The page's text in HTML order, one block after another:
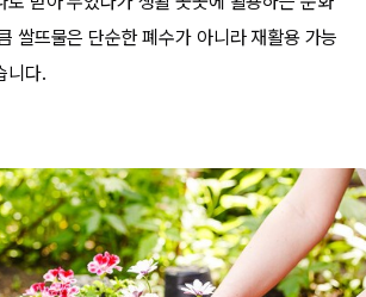
쌀뜨물은 단순한 폐수가 아니라 재활용 가능
니다.